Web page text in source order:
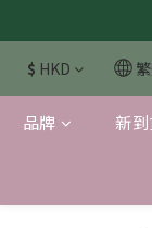
$ HKD
品牌 新